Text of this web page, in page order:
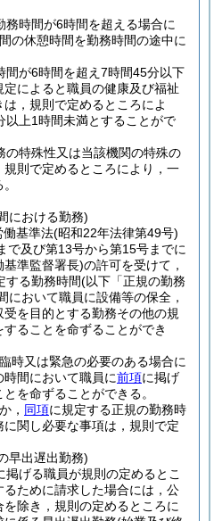
務時間が6時間を超える場合に
の休憩時間を勤務時間の途中に
間が6時間を超え7時間45分以下
定によると職員の健康及び福祉
，規則で定めるところによ
以上1時間未満とすることがで
の特殊性又は当該機関の特殊の
則で定めるところにより，一
における勤務)
働基準法(昭和22年法律第49号)
で及び第13号から第15号までに
基準監督署長)の許可を受けて，
する勤務時間(以下「正規の勤務
において職員に設備等の保全，
を目的とする勤務その他の規
ることを命ずることができ
時又は緊急の必要のある場合に
間において職員に前項に掲げ
を命ずることができる。
， 同項に規定する正規の勤務時
関し必要な事項は，規則で定
早出遅出勤務)
掲げる職員が規則の定めるとこ
ために請求した場合には，公
除き，規則の定めるところに